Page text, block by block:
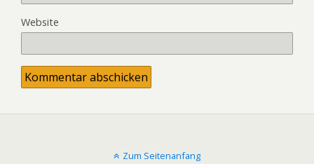
Website
Zum Seitenanfang